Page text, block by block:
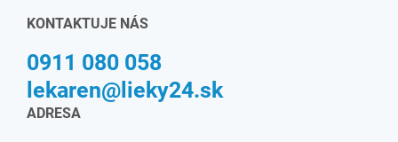
KONTAKTUJE NÁS
0911 080 058
lekaren@lieky24.sk
ADRESA